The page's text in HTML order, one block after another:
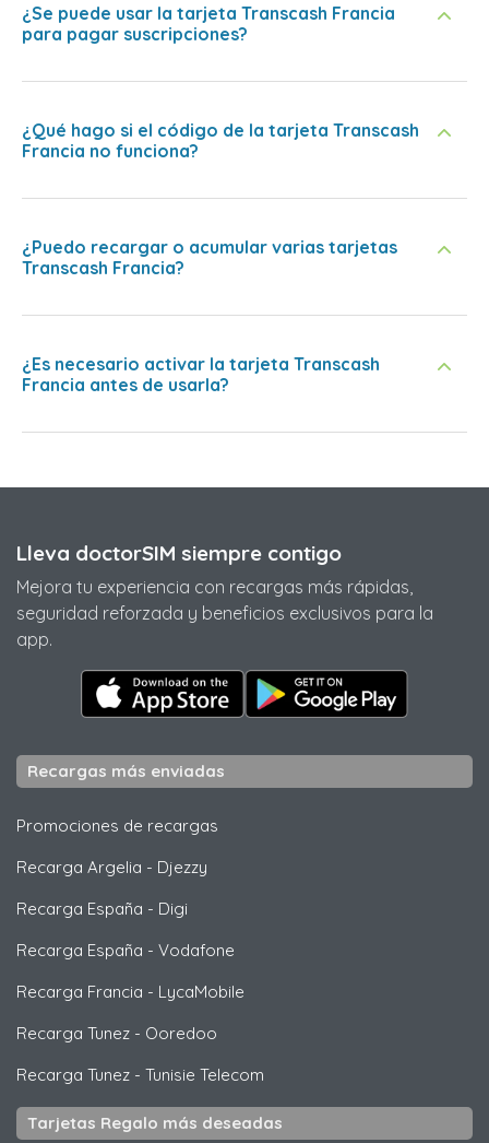
¿Se puede usar la tarjeta Transcash Francia
para pagar suscripciones?
¿Qué hago si el código de la tarjeta Transcash
Francia no funciona?
¿Puedo recargar o acumular varias tarjetas
Transcash Francia?
¿Es necesario activar la tarjeta Transcash
Francia antes de usarla?
Lleva doctorSIM siempre contigo
Mejora tu experiencia con recargas más rápidas,
seguridad reforzada y beneficios exclusivos para la
app.
Recargas más enviadas
Promociones de recargas
Recarga Argelia - Djezzy
Recarga España - Digi
Recarga España - Vodafone
Recarga Francia - LycaMobile
Recarga Tunez - Ooredoo
Recarga Tunez - Tunisie Telecom
Tarjetas Regalo más deseadas